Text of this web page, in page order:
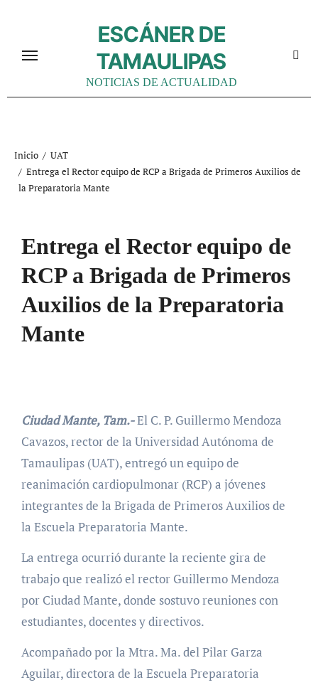
contenido
ESCÁNER DE
TAMAULIPAS
NOTICIAS DE ACTUALIDAD
Inicio
UAT
Entrega el Rector equipo de RCP a Brigada de Primeros Auxilios de
la Preparatoria Mante
Entrega el Rector equipo de
RCP a Brigada de Primeros
Auxilios de la Preparatoria
Mante
Ciudad Mante, Tam.-El C. P. Guillermo Mendoza
Cavazos, rector de la Universidad Autónoma de
Tamaulipas (UAT), entregó un equipo de
reanimación cardiopulmonar (RCP) a jóvenes
integrantes de la Brigada de Primeros Auxilios de
la Escuela Preparatoria Mante.
La entrega ocurrió durante la reciente gira de
trabajo que realizó el rector Guillermo Mendoza
por Ciudad Mante, donde sostuvo reuniones con
estudiantes, docentes y directivos.
Acompañado por la Mtra. Ma. del Pilar Garza
Aguilar, directora de la Escuela Preparatoria